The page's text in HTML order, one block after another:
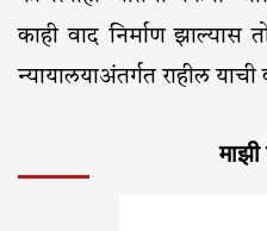
काही वाद निर्माण झाल्यास
न्यायालयाअंतर्गत राहील
माझी